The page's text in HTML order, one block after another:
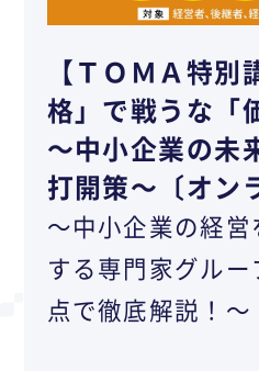
【ＴＯＭＡ特
格」で戦うな「
～中小企業の未
打開策～〔オン
～中小企業の経
する専門家グル
点で徹底解説！～